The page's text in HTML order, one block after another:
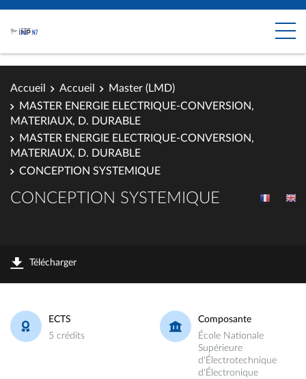
Accueil Accueil
Master (LMD)
MASTER ENERGIE ELECTRIQUE-CONVERSION,
MATERIAUX, D. DURABLE
MASTER ENERGIE ELECTRIQUE-CONVERSION,
MATERIAUX, D. DURABLE
CONCEPTION SYSTEMIQUE
CONCEPTION SYSTEMIQUE
Télécharger
ECTS
5 crédits
Composante
École Nationale
Supérieure
d'Électrotechnique
d'Électronique